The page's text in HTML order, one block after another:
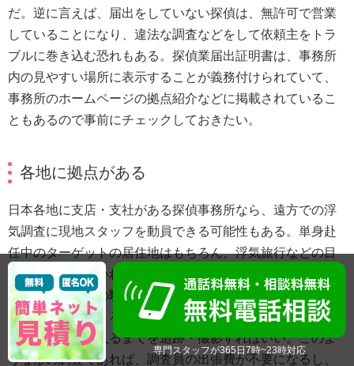
だ。逆に言えば、届出をしていない探偵は、無許可で営業
していることになり、違法な調査などをして依頼主をトラ
ブルに巻き込む恐れもある。探偵業届出証明書は、事務所
内の見やすい場所に表示することが義務付けられていて、
事務所のホームページの拠点紹介などに掲載されているこ
ともあるので事前にチェックしておきたい。
各地に拠点がある
日本各地に支店・支社がある探偵事務所なら、遠方での浮
気調査に現地スタッフを動員できる可能性もある。単身赴
任中のターゲットの居住地はもちろん、浮気旅行などの目
的地がわかっていれば、その最寄りの拠点の調査員が、旅
行当日に目的地の駅や空港に張り込む。そして、ターゲッ
トが到着したところから尾行を開始し、浮気相手とのデー
トからホテルに入るまでを追跡・撮影すればいい。このよ
うな形の調査であれば、調査員の出張費が不要になるし、
専門スタッフが365日7時~23時対応